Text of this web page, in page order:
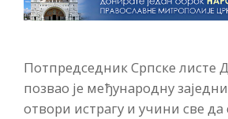
Потпредседник Српске листе
позвао је међународну
отвори истрагу и учини све